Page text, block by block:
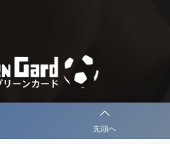
先頭へ
協力社として